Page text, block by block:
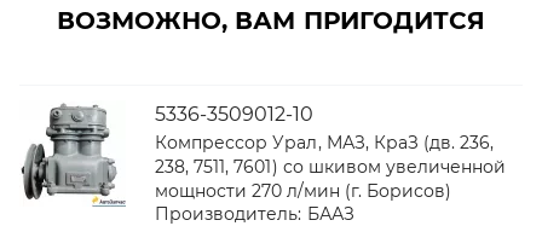
ВОЗМОЖНО, ВАМ ПРИГОДИТСЯ
5336-3509012-10
Компрессор Урал, МАЗ, КраЗ (дв. 236,
238, 7511, 7601) со шкивом увеличенной
мощности 270 л/мин (г. Борисов)
Производитель: БААЗ